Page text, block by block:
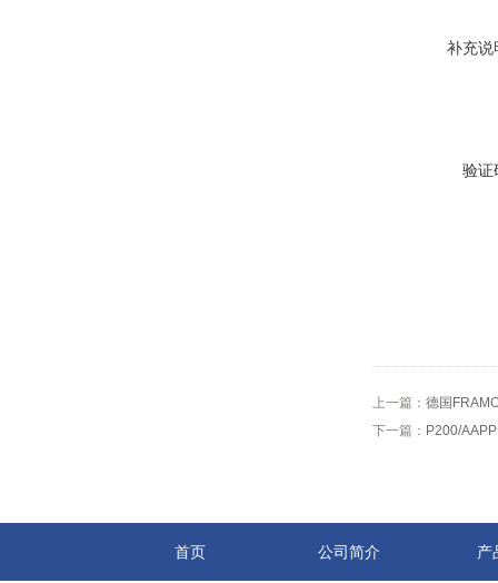
补充说
验证
上一篇： 德国
下一篇： P200/
首页 公司简介 产